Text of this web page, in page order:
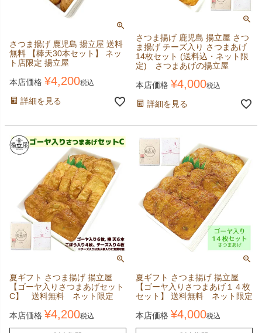
さつま揚げ 鹿児島 揚立屋 送料
無料 【棒天30本セット】 ネッ
ト店限定 揚立屋
本店価格 ¥4,200税込
詳細を見る
さつま揚げ 鹿児島 揚立屋 さつ
ま揚げ チーズ入り さつまあげ
14枚セット (送料込・ネット限
定) さつまあげの揚立屋
本店価格 ¥4,000税込
詳細を見る
夏ギフト さつま揚げ 揚立屋
【ゴーヤ入りさつまあげセット
C】 送料無料 ネット限定
本店価格 ¥4,200税込
夏ギフト さつま揚げ 揚立屋
【ゴーヤ入りさつまあげ１４枚
セット】 送料無料 ネット限定
本店価格 ¥4,000税込